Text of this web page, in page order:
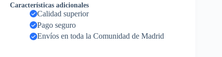
Características adicionales
Calidad superior
Pago seguro
Envíos en toda la Comunidad de Madrid